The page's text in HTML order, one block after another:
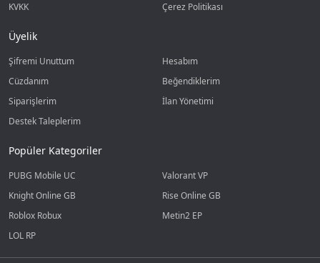
KVKK
Çerez Politikası
Üyelik
Şifremi Unuttum
Hesabım
Cüzdanım
Beğendiklerim
Siparişlerim
İlan Yönetimi
Destek Taleplerim
Popüler Kategoriler
PUBG Mobile UC
Valorant VP
Knight Online GB
Rise Online GB
Roblox Robux
Metin2 EP
LOL RP